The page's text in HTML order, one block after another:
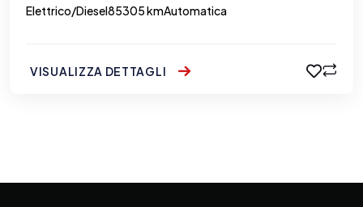
Elettrico/Diesel85305 kmAutomatica
VISUALIZZA DETTAGLI